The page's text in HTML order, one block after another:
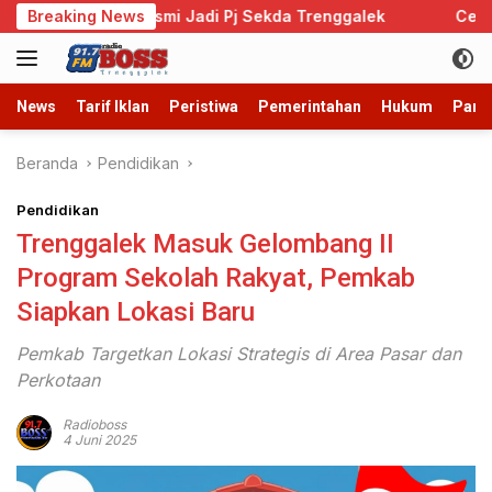
Langsung
ke
konten
Breaking News
Resmi Jadi Pj Sekda Trenggalek Cegah
News Tarif Iklan Peristiwa Pemerintahan Hukum
Beranda Pendidikan
Pendidikan
Trenggalek Masuk Gelombang II
Program Sekolah Rakyat, Pemkab
Siapkan Lokasi Baru
Pemkab Targetkan Lokasi Strategis di Area Pasar dan
Perkotaan
Radioboss
4 Juni 2025